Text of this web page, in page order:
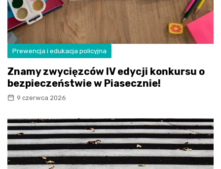
Prewencja i edukacja policyjna
Znamy zwycięzców IV edycji konkursu o
bezpieczeństwie w Piasecznie!
9 czerwca 2026